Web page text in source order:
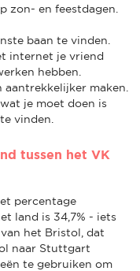
zon- en feestdagen.
baan te vinden.
internet je vriend
hebben.
aantrekkelijker maken.
je moet doen is
vinden.
tussen het VK
percentage
land is 34,7% - iets
het Bristol, dat
naar Stuttgart
te gebruiken om